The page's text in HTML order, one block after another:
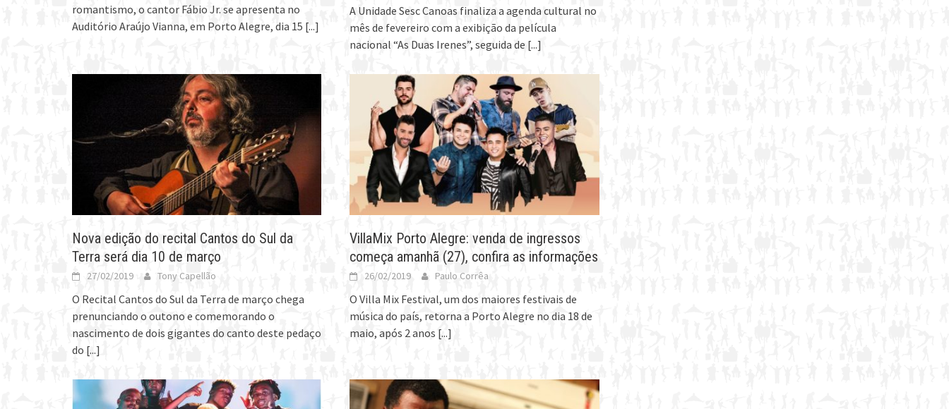
romantismo, o cantor Fábio Jr. se apresenta no
Auditório Araújo Vianna, em Porto Alegre, dia 15 [...]
A Unidade Sesc Canoas finaliza a agenda cultural no
mês de fevereiro com a exibição da película
nacional “As Duas Irenes”, seguida de [...]
Nova edição do recital Cantos do Sul da
Terra será dia 10 de março
27/02/2019 Tony Capellão
O Recital Cantos do Sul da Terra de março chega
prenunciando o outono e comemorando o
nascimento de dois gigantes do canto deste pedaço
do [...]
VillaMix Porto Alegre: venda de ingressos
começa amanhã (27), confira as informações
26/02/2019 Paulo Corrêa
O Villa Mix Festival, um dos maiores festivais de
música do país, retorna a Porto Alegre no dia 18 de
maio, após 2 anos [...]